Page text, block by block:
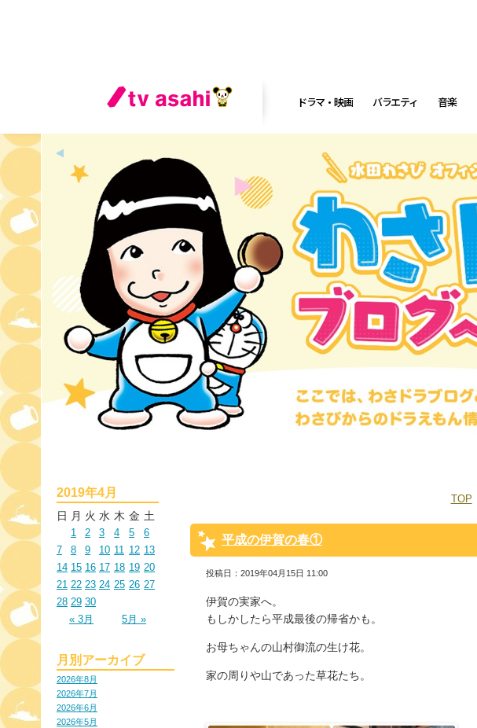
ドラマ・映画 バラエティ 音楽
2019年4月
日 月 火 水 木 金 土
1 2 3 4 5
6
7
8 9 10 11 12 13
14 15 16 17 18 19 20
21 22 23 24 25 26 27
28 29 30
« 3月
5月 »
月別アーカイブ
2026年8月
2026年7月
2026年6月
2026年5月
TOP
平成の伊賀の春①
投稿日：2019年04月15日 11:00
伊賀の実家へ。
もしかしたら平成最後の帰省かも。
お母ちゃんの山村御流の生け花。
家の周りや山であった草花たち。